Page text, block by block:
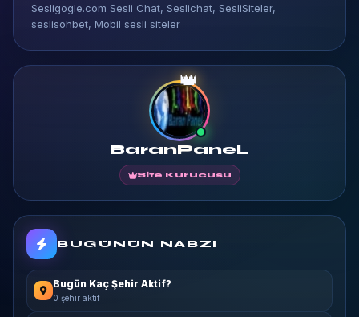
Sesligogle.com Sesli Chat, Seslichat, SesliSiteler,
seslisohbet, Mobil sesli siteler
👑
BaranPaneL
Site Kurucusu
BUGÜNÜN NABZI
Bugün Kaç Şehir Aktif?
0 şehir aktif